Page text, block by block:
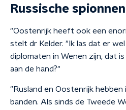
Russische spionnen
"Oostenrijk heeft ook een
stelt dr Kelder. "Ik las dat er
diplomaten in Wenen zijn, dat
aan de hand?"
"Rusland en Oostenrijk hebben
banden. Als sinds de Tweede